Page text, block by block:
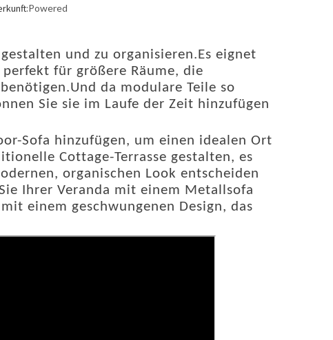
Powered
und zu organisieren.Es eignet
für größere Räume, die
da modulare Teile so
Sie sie im Laufe der Zeit hinzufügen
Sofa hinzufügen, um einen idealen Ort
Cottage-Terrasse gestalten, es
organischen Look entscheiden
Ihrer Veranda mit einem Metallsofa
einem geschwungenen Design, das